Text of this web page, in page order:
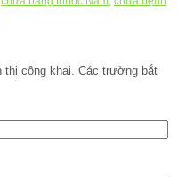
thị công khai. Các trường bắt